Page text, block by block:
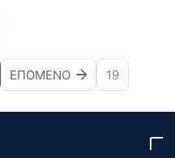
ΕΠΌΜΕΝΟ 19